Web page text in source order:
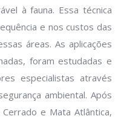
à fauna. Essa técnica
e nos custos das
áreas. As aplicações
foram estudadas e
especialistas através
ambiental. Após
e Mata Atlântica,